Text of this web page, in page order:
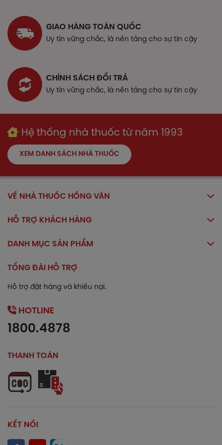
GIAO HÀNG TOÀN QUỐC
Uy tín vững chắc, là nền tảng cho sự tin cậy
CHÍNH SÁCH ĐỔI TRẢ
Uy tín vững chắc, là nền tảng cho sự tin cậy
Hệ thống nhà thuốc từ năm 1993
XEM DANH SÁCH NHÀ THUỐC
VỀ NHÀ THUỐC HỒNG VÂN
HỖ TRỢ KHÁCH HÀNG
DANH MỤC SẢN PHẨM
TỔNG ĐÀI HỖ TRỢ
Hỗ trợ đặt hàng và khiếu nại.
HOTLINE
1800.4878
THANH TOÁN
KẾT NỐI